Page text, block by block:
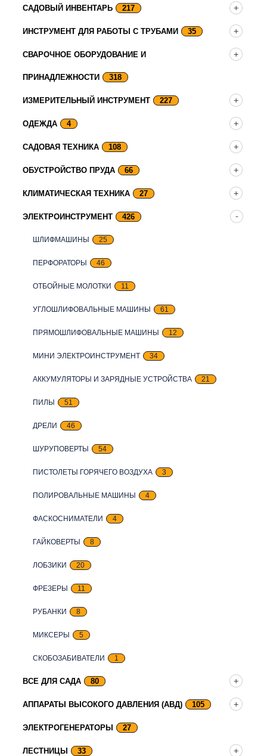
САДОВЫЙ ИНВЕНТАРЬ 217
ИНСТРУМЕНТ ДЛЯ РАБОТЫ С ТРУБАМИ 35
СВАРОЧНОЕ ОБОРУДОВАНИЕ И
ПРИНАДЛЕЖНОСТИ 318
ИЗМЕРИТЕЛЬНЫЙ ИНСТРУМЕНТ 227
ОДЕЖДА 4
САДОВАЯ ТЕХНИКА 108
ОБУСТРОЙСТВО ПРУДА 66
КЛИМАТИЧЕСКАЯ ТЕХНИКА 27
ЭЛЕКТРОИНСТРУМЕНТ 426
ШЛИФМАШИНЫ 25
ПЕРФОРАТОРЫ 46
ОТБОЙНЫЕ МОЛОТКИ 11
УГЛОШЛИФОВАЛЬНЫЕ МАШИНЫ 61
ПРЯМОШЛИФОВАЛЬНЫЕ МАШИНЫ 12
МИНИ ЭЛЕКТРОИНСТРУМЕНТ 34
АККУМУЛЯТОРЫ И ЗАРЯДНЫЕ УСТРОЙСТВА 21
ПИЛЫ 51
ДРЕЛИ 46
ШУРУПОВЕРТЫ 54
ПИСТОЛЕТЫ ГОРЯЧЕГО ВОЗДУХА 3
ПОЛИРОВАЛЬНЫЕ МАШИНЫ 4
ФАСКОСНИМАТЕЛИ 4
ГАЙКОВЕРТЫ 8
ЛОБЗИКИ 20
ФРЕЗЕРЫ 11
РУБАНКИ 8
МИКСЕРЫ 5
СКОБОЗАБИВАТЕЛИ 1
ВСЕ ДЛЯ САДА 80
АППАРАТЫ ВЫСОКОГО ДАВЛЕНИЯ (АВД) 105
ЭЛЕКТРОГЕНЕРАТОРЫ 27
ЛЕСТНИЦЫ 33